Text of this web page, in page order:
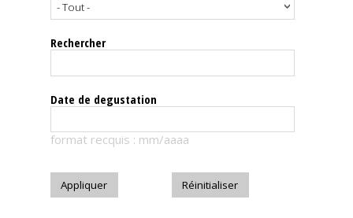
Le
magazine
Télécharger
Rechercher
Date de degustation
format recquis : mm/aaaa